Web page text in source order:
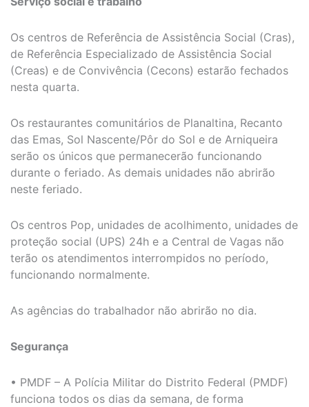
Os centros de Referência de Assistência Social (Cras),
de Referência Especializado de Assistência Social
(Creas) e de Convivência (Cecons) estarão fechados
nesta quarta.
Os restaurantes comunitários de Planaltina, Recanto
das Emas, Sol Nascente/Pôr do Sol e de Arniqueira
serão os únicos que permanecerão funcionando
durante o feriado. As demais unidades não abrirão
neste feriado.
Os centros Pop, unidades de acolhimento, unidades de
proteção social (UPS) 24h e a Central de Vagas não
terão os atendimentos interrompidos no período,
funcionando normalmente.
As agências do trabalhador não abrirão no dia.
Segurança
• PMDF – A Polícia Militar do Distrito Federal (PMDF)
funciona todos os dias da semana, de forma